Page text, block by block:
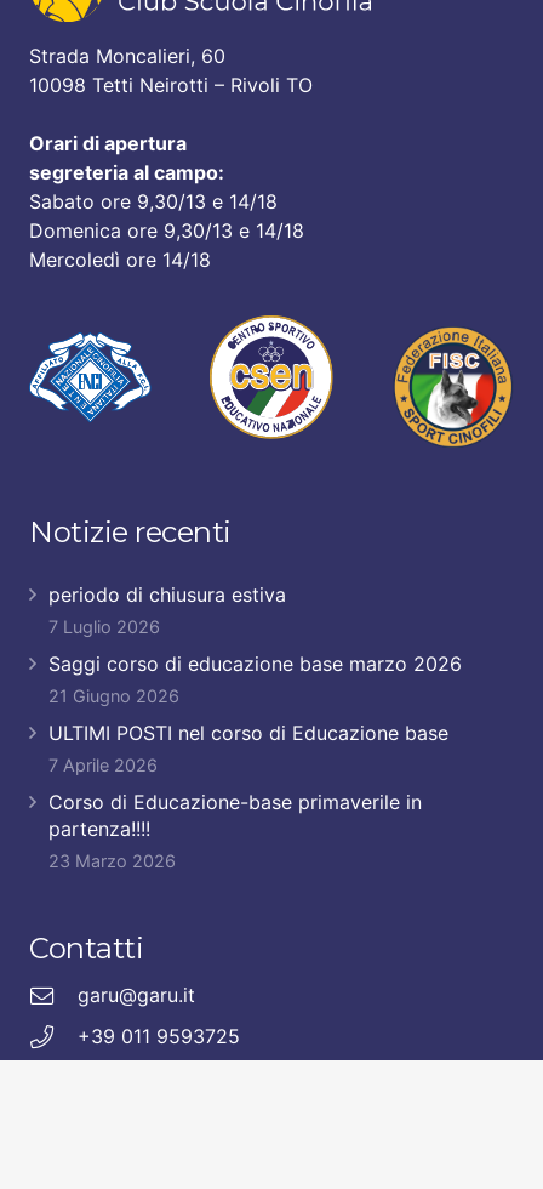
Strada Moncalieri, 60
10098 Tetti Neirotti – Rivoli TO
Orari di apertura
segreteria al campo:
Sabato ore 9,30/13 e 14/18
Domenica ore 9,30/13 e 14/18
Mercoledì ore 14/18
Notizie recenti
periodo di chiusura estiva
7 Luglio 2026
Saggi corso di educazione base marzo 2026
21 Giugno 2026
ULTIMI POSTI nel corso di Educazione base
7 Aprile 2026
Corso di Educazione-base primaverile in
partenza!!!!
23 Marzo 2026
Contatti
garu@garu.it
+39 011 9593725